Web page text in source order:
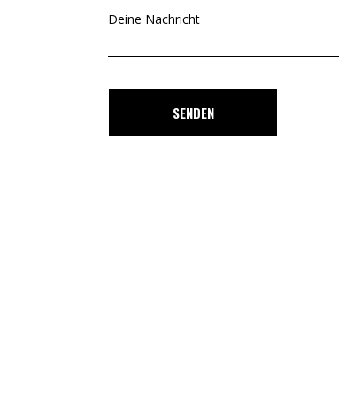
Deine Nachricht